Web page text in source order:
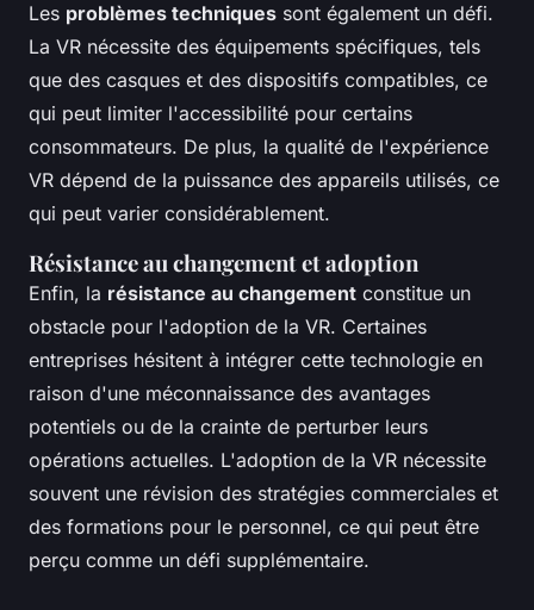
Les problèmes techniques sont également un défi.
La VR nécessite des équipements spécifiques, tels
que des casques et des dispositifs compatibles, ce
qui peut limiter l'accessibilité pour certains
consommateurs. De plus, la qualité de l'expérience
VR dépend de la puissance des appareils utilisés, ce
qui peut varier considérablement.
Résistance au changement et adoption
Enfin, la résistance au changement constitue un
obstacle pour l'adoption de la VR. Certaines
entreprises hésitent à intégrer cette technologie en
raison d'une méconnaissance des avantages
potentiels ou de la crainte de perturber leurs
opérations actuelles. L'adoption de la VR nécessite
souvent une révision des stratégies commerciales et
des formations pour le personnel, ce qui peut être
perçu comme un défi supplémentaire.